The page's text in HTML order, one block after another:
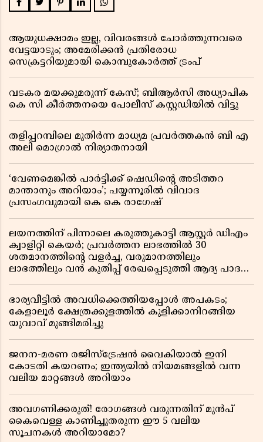
ആയുധക്ഷാമം ഇല്ല, വിവരങ്ങൾ ചോർത്തുന്നവരെ
വേട്ടയാടും; അമേരിക്കൻ പ്രതിരോധ
സെക്രട്ടറിയുമായി കൊമ്പുകോർത്ത് ട്രംപ്
വടകര മയക്കുമരുന്ന് കേസ്; ബിആർസി അധ്യാപിക
കെ സി കീർത്തനയെ പോലീസ് കസ്റ്റഡിയിൽ വിട്ടു
തളിപ്പറമ്പിലെ മുതിർന്ന മാധ്യമ പ്രവർത്തകൻ ബി എ
അലി മൊഗ്രാൽ നിര്യാതനായി
‘വേണമെങ്കിൽ പാർട്ടിക്ക് ഷെഡിൻ്റെ അടിത്തറ
മാന്താനും അറിയാം’; പയ്യന്നൂരിൽ വിവാദ
പ്രസംഗവുമായി കെ കെ രാഗേഷ്
ലയനത്തിന് പിന്നാലെ കരുത്തുകാട്ടി ആസ്റ്റർ ഡിഎം
ക്വാളിറ്റി കെയർ; പ്രവർത്തന ലാഭത്തിൽ 30
ശതമാനത്തിൻ്റെ വളർച്ച, വരുമാനത്തിലും
ലാഭത്തിലും വൻ കുതിപ്പ് രേഖപ്പെടുത്തി ആദ്യ പാദ
ഭാര്യവീട്ടിൽ അവധിക്കെത്തിയപ്പോൾ അപകടം;
കേളാലൂർ ക്ഷേത്രക്കുളത്തിൽ കുളിക്കാനിറങ്ങിയ
യുവാവ് മുങ്ങിമരിച്ചു
ജനന-മരണ രജിസ്ട്രേഷൻ വൈകിയാൽ ഇനി
കോടതി കയറണം; ഇന്ത്യയിൽ നിയമങ്ങളിൽ വന്ന
വലിയ മാറ്റങ്ങൾ അറിയാം
അവഗണിക്കരുത്! രോഗങ്ങൾ വരുന്നതിന് മുൻപ്
കൈവെള്ള കാണിച്ചുതരുന്ന ഈ 5 വലിയ
സൂചനകൾ അറിയാമോ?